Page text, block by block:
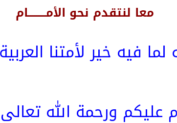
معا لنتقدم نحو الأمـــــــــام
فيه خير لأمتنا
عليكم ورحمة الله